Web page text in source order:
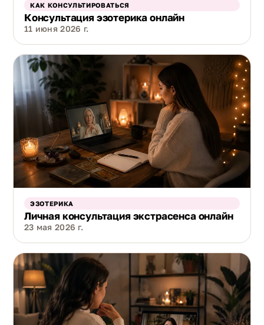
КАК КОНСУЛЬТИРОВАТЬСЯ
Консультация эзотерика онлайн
11 июня 2026 г.
ЭЗОТЕРИКА
Личная консультация экстрасенса онлайн
23 мая 2026 г.